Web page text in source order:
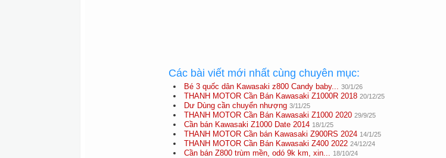
Các bài viết mới nhất cùng chuyên mục:
Bé 3 quốc dân Kawasaki z800 Candy baby... 30/1/26
THANH MOTOR Cần Bán Kawasaki Z1000R 2018 20/12/25
Dư Dùng cần chuyển nhượng 3/11/25
THANH MOTOR Cần Bán Kawasaki Z1000 2020 29/9/25
Cần bán Kawasaki Z1000 Date 2014 18/1/25
THANH MOTOR Cần bán Kawasaki Z900RS 2024 14/1/25
THANH MOTOR Cần Bán Kawasaki Z400 2022 24/12/24
Cần bán Z800 trùm mền, odó 9k km, xin... 18/10/24